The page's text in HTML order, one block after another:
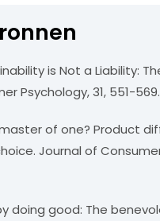
is Not a Liability:
Psychology, 31, 551-569.
of one? Product
Journal of
doing good: The